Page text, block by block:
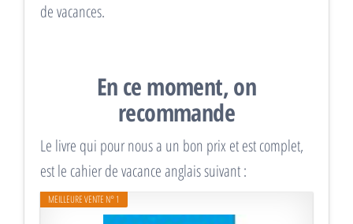
de vacances.
En ce moment, on
recommande
Le livre qui pour nous a un bon prix et est complet,
est le cahier de vacance anglais suivant :
MEILLEURE VENTE N° 1